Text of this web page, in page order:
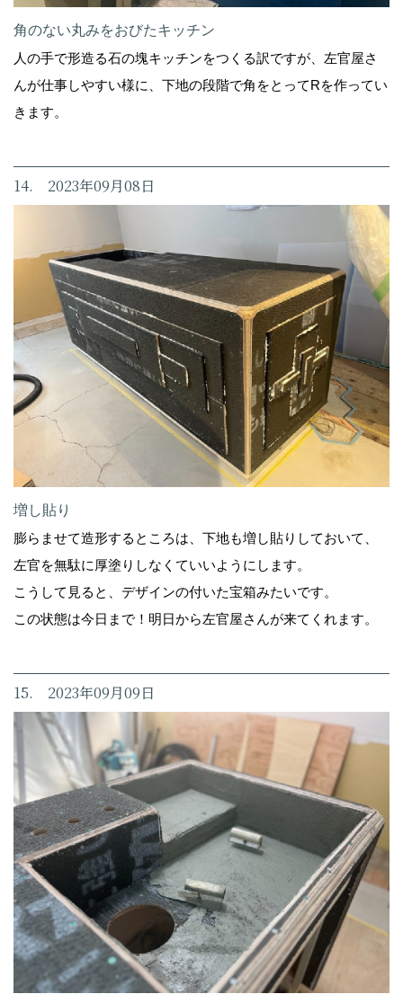
角のない丸みをおびたキッチン
人の手で形造る石の塊キッチンをつくる訳ですが、左官屋さ
んが仕事しやすい様に、下地の段階で角をとってRを作ってい
きます。
14. 2023年09月08日
増し貼り
膨らませて造形するところは、下地も増し貼りしておいて、
左官を無駄に厚塗りしなくていいようにします。
こうして見ると、デザインの付いた宝箱みたいです。
この状態は今日まで！明日から左官屋さんが来てくれます。
15. 2023年09月09日